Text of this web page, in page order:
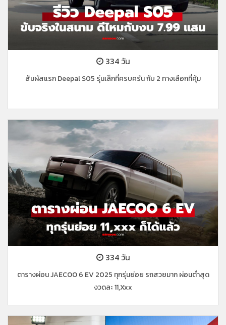
334 วัน
สัมผัสแรก Deepal S05 รุ่นเล็กที่ครบครัน กับ 2 ทางเลือกที่คุ้ม
334 วัน
ตารางผ่อน JAECOO 6 EV 2025 ทุกรุ่นย่อย รถสวยมาก ผ่อนต่ำสุด
งวดละ 11,xxx